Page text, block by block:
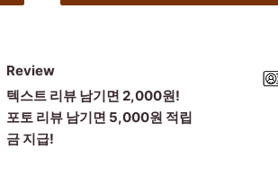
Review
텍스트 리뷰 남기면 2,000원!
포토 리뷰 남기면 5,000원 적립
금 지급!